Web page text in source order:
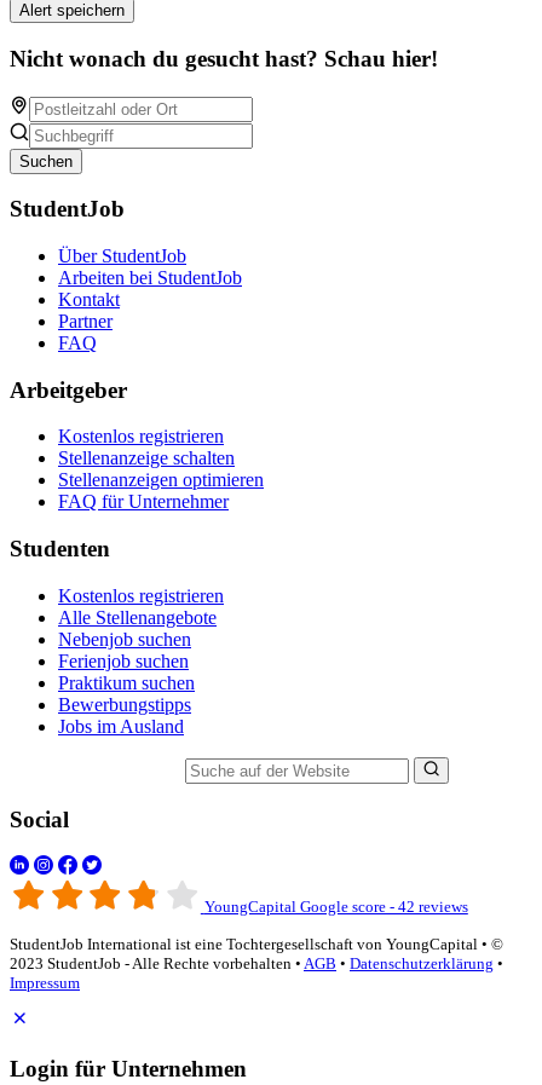
Alert speichern
Nicht wonach du gesucht hast? Schau hier!
Suchen
StudentJob
Über StudentJob
Arbeiten bei StudentJob
Kontakt
Partner
FAQ
Arbeitgeber
Kostenlos registrieren
Stellenanzeige schalten
Stellenanzeigen optimieren
FAQ für Unternehmer
Studenten
Kostenlos registrieren
Alle Stellenangebote
Nebenjob suchen
Ferienjob suchen
Praktikum suchen
Bewerbungstipps
Jobs im Ausland
Social
YoungCapital Google score - 42 reviews
StudentJob International ist eine Tochtergesellschaft von YoungCapital • ©
2023 StudentJob - Alle Rechte vorbehalten • AGB • Datenschutzerklärung •
Impressum
Login für Unternehmen